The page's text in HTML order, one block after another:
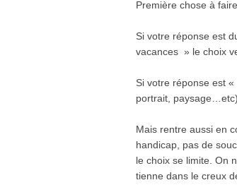
Première chose à
Si votre réponse est
vacances » le choix
Si votre réponse est
portrait,
Mais rentre aussi en
handicap, pas de
le choix se limite. On
tienne dans le creux